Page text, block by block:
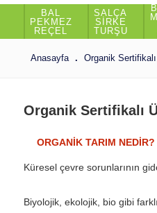
BAL
PEKMEZ
REÇEL
SALÇA
SİRKE
TURŞU
Anasayfa Organik
Organik Sertifikalı
ORGANİK TARIM NEDİR?
Küresel çevre sorunlarının
Biyolojik, ekolojik, bio gibi